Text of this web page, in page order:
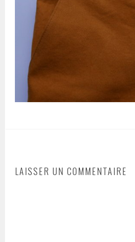
LAISSER UN COMMENTAIRE